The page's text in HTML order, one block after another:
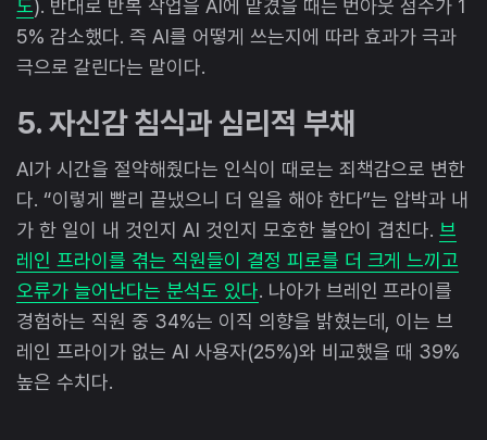
도). 반대로 반복 작업을 AI에 맡겼을 때는 번아웃 점수가 1
5% 감소했다. 즉 AI를 어떻게 쓰는지에 따라 효과가 극과
극으로 갈린다는 말이다.
5. 자신감 침식과 심리적 부채
AI가 시간을 절약해줬다는 인식이 때로는 죄책감으로 변한
다. “이렇게 빨리 끝냈으니 더 일을 해야 한다”는 압박과 내
가 한 일이 내 것인지 AI 것인지 모호한 불안이 겹친다.브
레인 프라이를 겪는 직원들이 결정 피로를 더 크게 느끼고
오류가 늘어난다는 분석도 있다. 나아가 브레인 프라이를
경험하는 직원 중 34%는 이직 의향을 밝혔는데, 이는 브
레인 프라이가 없는 AI 사용자(25%)와 비교했을 때 39%
높은 수치다.